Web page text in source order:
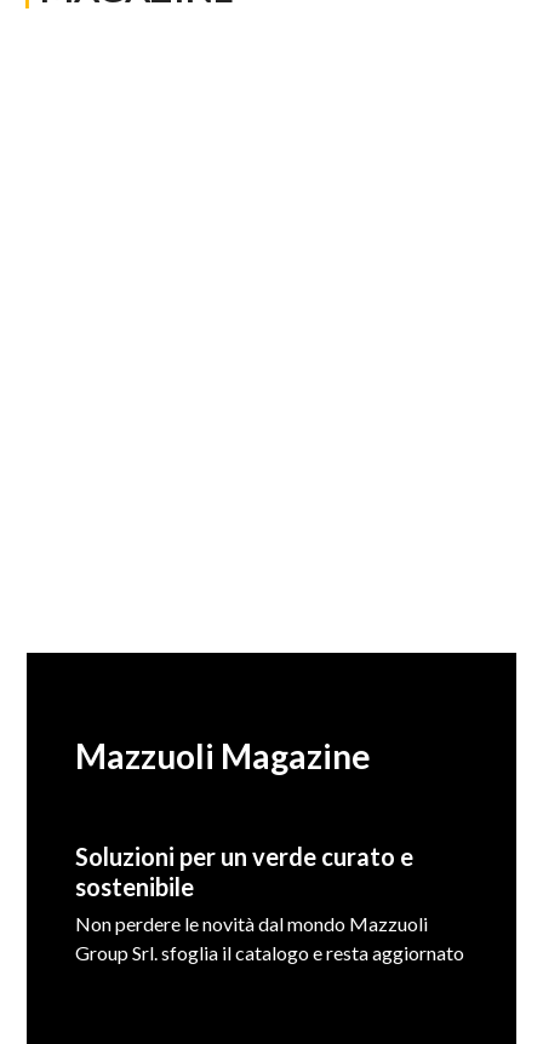
Mazzuoli Magazine
Soluzioni per un verde curato e
sostenibile
Non perdere le novità dal mondo Mazzuoli
Group Srl. sfoglia il catalogo e resta aggiornato